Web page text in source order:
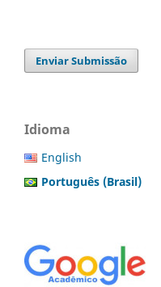
Enviar Submissão
Idioma
English
Português (Brasil)